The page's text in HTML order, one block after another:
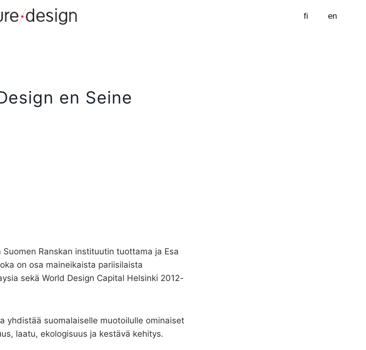
fi en
en Seine
Ranskan instituutin tuottama ja Esa
on osa maineikaista pariisilaista
sekä World Design Capital Helsinki 2012-
yhdistää suomalaiselle muotoilulle ominaiset
laatu, ekologisuus ja kestävä kehitys.